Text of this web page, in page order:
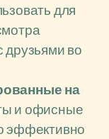
для
друзьями во
на
и офисные
эффективно